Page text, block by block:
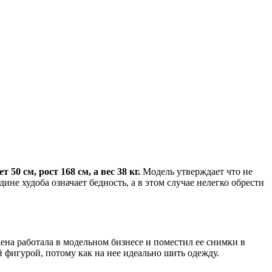
50 см, рост 168 см, а вес 38 кг. Модель утверждает что не
худоба означает бедность, а в этом случае нелегко обрести
работала в модельном бизнесе и поместил ее снимки в
потому как на нее идеально шить одежду.